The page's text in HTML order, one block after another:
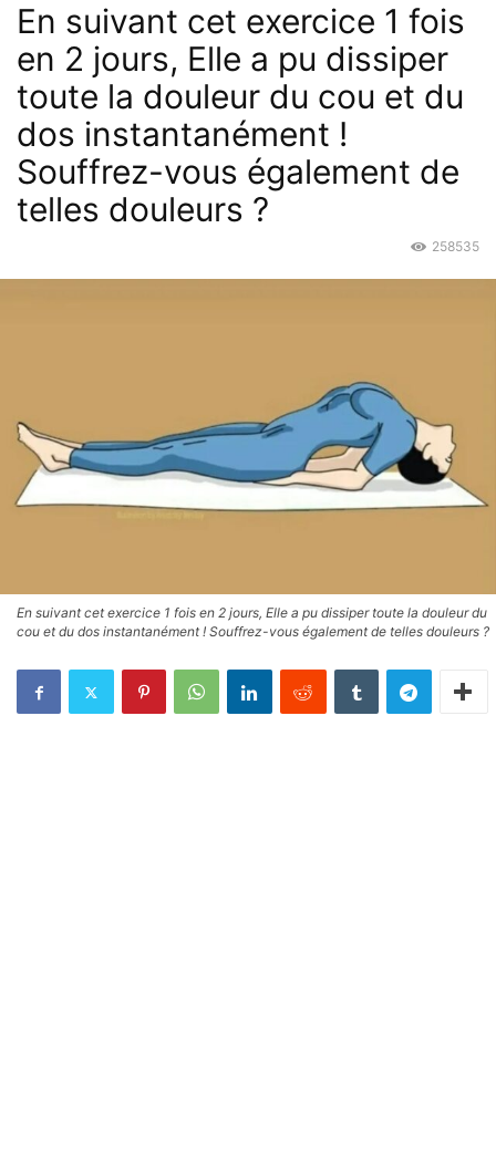
En suivant cet exercice 1 fois
en 2 jours, Elle a pu dissiper
toute la douleur du cou et du
dos instantanément !
Souffrez-vous également de
telles douleurs ?
258535
En suivant cet exercice 1 fois en 2 jours, Elle a pu dissiper toute la douleur du
cou et du dos instantanément ! Souffrez-vous également de telles douleurs ?